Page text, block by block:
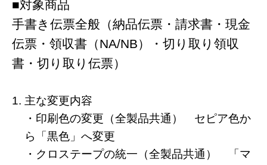
■対象商品
手書き伝票全般（納品伝票・請求書・現金
伝票・領収書（NA/NB）・切り取り領収
書・切り取り伝票）
主な変更内容
・印刷色の変更（全製品共通） セピア色か
ら「黒色」へ変更
・クロステープの統一（全製品共通） 「マ